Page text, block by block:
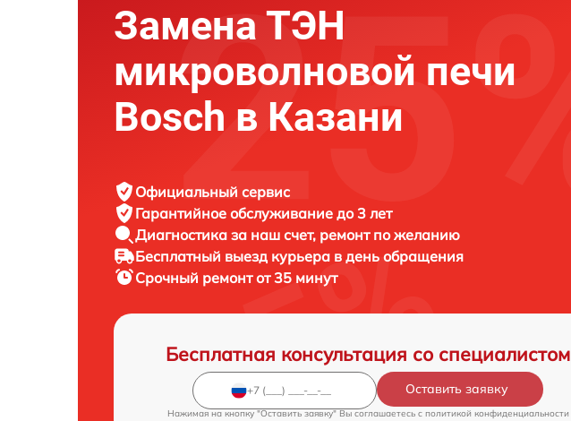
Замена ТЭН
микроволновой печи
Bosch в Казани
Официальный сервис
Гарантийное обслуживание до 3 лет
Диагностика за наш счет, ремонт по желанию
Бесплатный выезд курьера в день обращения
Срочный ремонтот 35 минут
Бесплатная консультация со специалистом
Оставить заявку
Нажимая на кнопку "Оставить заявку" Вы соглашаетесь c политикой конфиденциальности